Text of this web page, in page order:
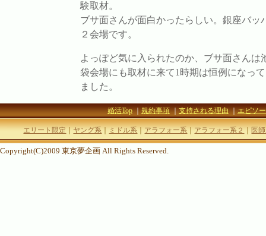
験取材。
ブサ面さんが面白かったらしい。銀座バッ
２会場です。
よっぽど気に入られたのか、ブサ面さんは
袋会場にも取材に来て1時期は恒例になっ
ました。
婚活Top｜規約事項｜支持される理由｜エピソ
エリート限定｜ヤング系｜ミドル系｜アラフォー系｜アラフォー系２｜医
Copyright(C)2009 東京夢企画 All Rights Reserved.